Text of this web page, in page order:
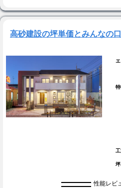
高砂建設の坪単価とみんなの
性能レビ